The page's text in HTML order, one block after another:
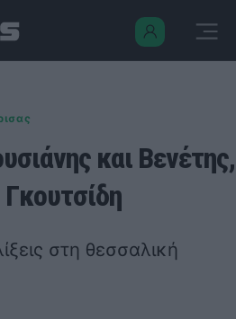
και Βενέτης,
στη θεσσαλική